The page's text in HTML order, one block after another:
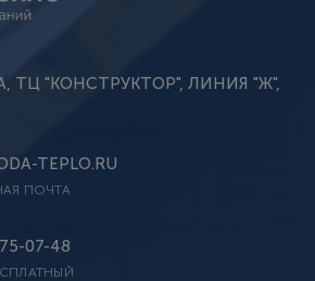
ТЦ "КОНСТРУКТОР", ЛИНИЯ "Ж",
TEPLO.RU
ПОЧТА
07-48